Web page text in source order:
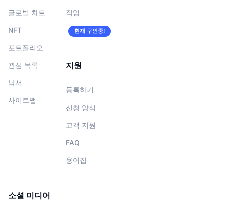
글로벌 차트
NFT
포트폴리오
관심 목록
낙서
사이트맵
직업
현재 구인중!
지원
등록하기
신청 양식
고객 지원
FAQ
용어집
소셜 미디어